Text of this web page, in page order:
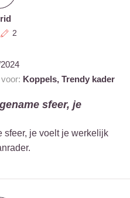
2
Koppels, Trendy kader
sfeer, je
sfeer, je voelt je werkelijk